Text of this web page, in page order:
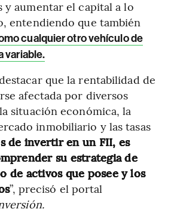
y aumentar el capital a lo
entendiendo que también
cualquier otro vehículo de
variable.
que la rentabilidad de
afectada por diversos
situación económica, la
inmobiliario y las tasas
de invertir en un FII, es
su estrategia de
de activos que posee y los
”, precisó el portal